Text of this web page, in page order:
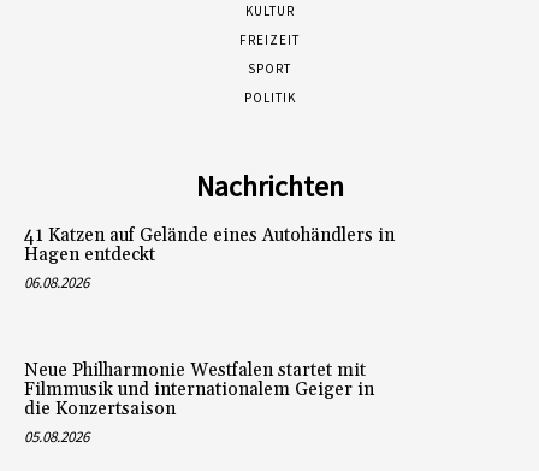
KULTUR
FREIZEIT
SPORT
POLITIK
Nachrichten
41 Katzen auf Gelände eines Autohändlers in
Hagen entdeckt
06.08.2026
Neue Philharmonie Westfalen startet mit
Filmmusik und internationalem Geiger in
die Konzertsaison
05.08.2026